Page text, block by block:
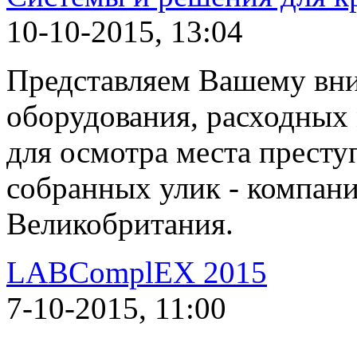
10-10-2015, 13:04
Представляем Вашему
оборудования,
для осмотра места
собранных улик -
Великобритания.
LABComplEX 2015
7-10-2015, 11:00